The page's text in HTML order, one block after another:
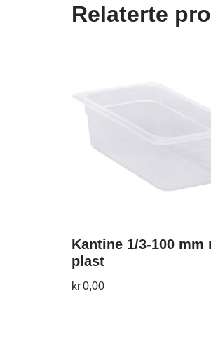
Relaterte
Kantine 1/3-100 mm
plast
kr0,00